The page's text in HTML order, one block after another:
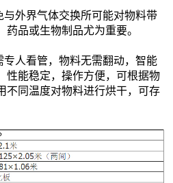
与外界气体交换所可能对物料带
品或生物制品尤为重要。
人看管，物料无需翻动，智能
性能稳定，操作方便，可根据物
不同温度对物料进行烘干，可存